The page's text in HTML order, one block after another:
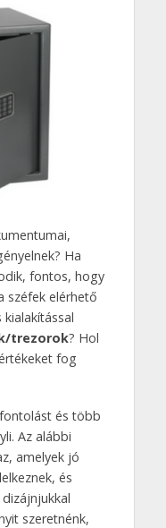
Ha
fontos, hogy
széfek elérhető
trezorok? Hol
fog
és több
Az alábbi
amelyek jó
és
szeretnénk,